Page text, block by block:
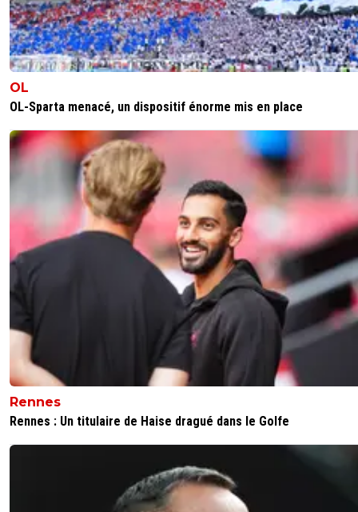
retour haha
1+ Répondre
OL
OL-Sparta menacé, un dispositif énorme mis en place
Rennes
Rennes : Un titulaire de Haise dragué dans le Golfe